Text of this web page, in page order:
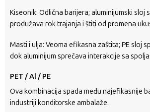
Kiseonik: Odlična barijera; aluminijumski sloj
produžava rok trajanja i štiti od promena
Masti i ulja: Veoma efikasna zaštita; PE sloj
dok aluminijum sprečava interakcije sa
PET / Al / PE
Ova kombinacija spada među najefikasnije
industriji konditorske ambalaže.